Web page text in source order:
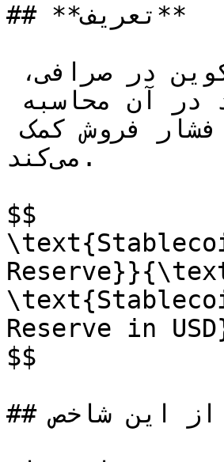
## **تعریف**
می‌شود. این اندیکاتور معمولاً به تشخیص فشار فروش کمک
می‌کند.
$$
Reserve in
$$
## استنباط از این شاخص